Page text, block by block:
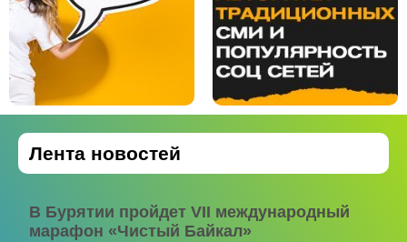
Лента новостей
В Бурятии пройдет VII международный
марафон «Чистый Байкал»